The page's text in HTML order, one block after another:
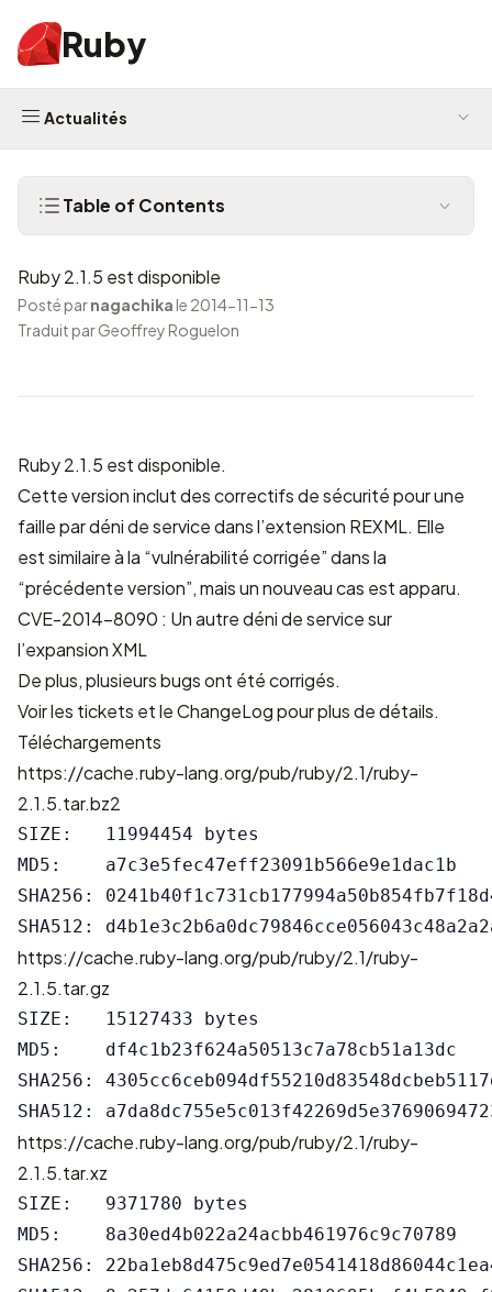
Ruby
Actualités
Table of Contents
Ruby 2.1.5 est disponible
Posté parnagachika le 2014-11-13
Traduit par Geoffrey Roguelon
Ruby 2.1.5 est disponible.
Cette version inclut des correctifs de sécurité pour une
faille par déni de service dans l’extension REXML. Elle
est similaire à la “vulnérabilité corrigée”dans la
“précédente version”, mais un nouveau cas est apparu.
CVE-2014-8090 : Un autre déni de service sur
l’expansion XML
De plus, plusieurs bugs ont été corrigés.
Voir les tickets et leChangeLogpour plus de détails.
Téléchargements
https://cache.ruby-lang.org/pub/ruby/2.1/ruby-
2.1.5.tar.bz2
SIZE:   11994454 bytes
MD5:    a7c3e5fec47eff23091b566e9e1dac1b
SHA256:
https://cache.ruby-lang.org/pub/ruby/2.1/ruby-
2.1.5.tar.gz
SIZE:   15127433 bytes
MD5:    df4c1b23f624a50513c7a78cb51a13dc
SHA256:
https://cache.ruby-lang.org/pub/ruby/2.1/ruby-
2.1.5.tar.xz
SIZE:   9371780 bytes
MD5:    8a30ed4b022a24acbb461976c9c70789
SHA256: